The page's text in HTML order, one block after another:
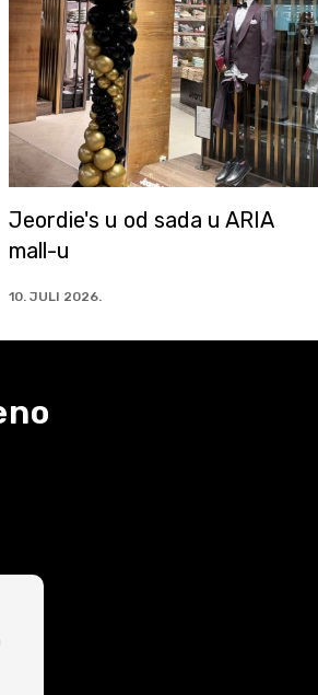
Najveći IQOS butik u BiH u
novom izdanju
7. JULI 2026.